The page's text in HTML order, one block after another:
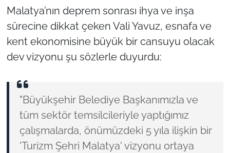
Malatya’nın deprem sonrası ihya ve inşa
sürecine dikkat çeken Vali Yavuz, esnafa ve
kent ekonomisine büyük bir cansuyu olacak
dev vizyonu şu sözlerle duyurdu:
"Büyükşehir Belediye Başkanımızla ve
tüm sektör temsilcileriyle yaptığımız
çalışmalarda, önümüzdeki 5 yıla ilişkin bir
'Turizm Şehri Malatya' vizyonu ortaya